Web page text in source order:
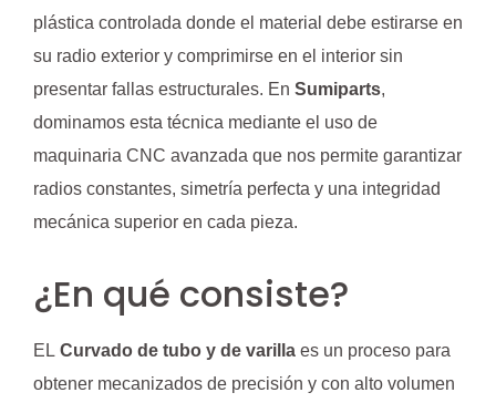
plástica controlada donde el material debe estirarse en
su radio exterior y comprimirse en el interior sin
presentar fallas estructurales. En Sumiparts,
dominamos esta técnica mediante el uso de
maquinaria CNC avanzada que nos permite garantizar
radios constantes, simetría perfecta y una integridad
mecánica superior en cada pieza.
¿En qué consiste?
EL Curvado de tubo y de varilla es un proceso para
obtener mecanizados de precisión y con alto volumen